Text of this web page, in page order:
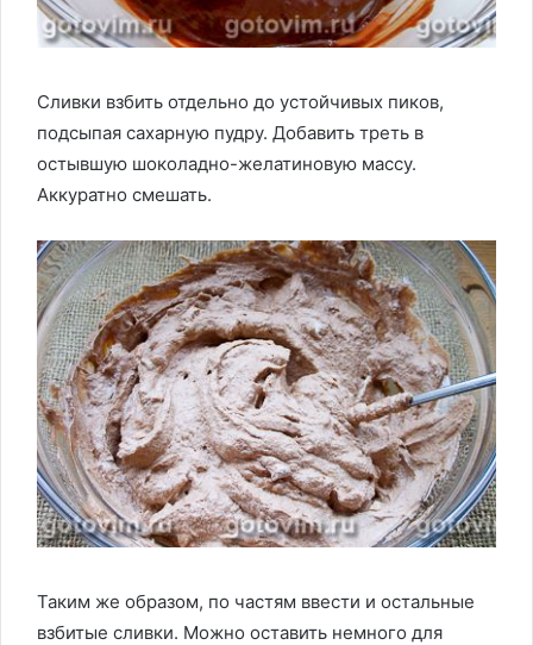
Сливки взбить отдельно до устойчивых пиков,
подсыпая сахарную пудру. Добавить треть в
остывшую шоколадно-желатиновую массу.
Аккуратно смешать.
Таким же образом, по частям ввести и остальные
взбитые сливки. Можно оставить немного для